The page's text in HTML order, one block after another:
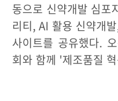
동으로 신약개발 심포
리티, AI 활용 신약개
사이트를 공유했다.
회와 함께 '제조품질